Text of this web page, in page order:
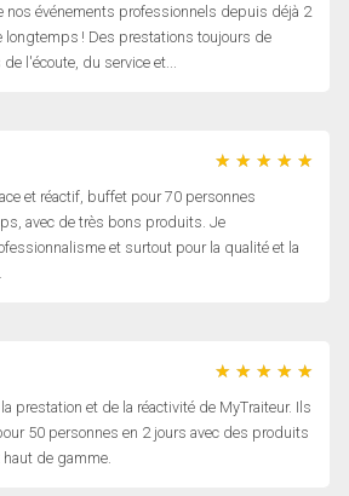
nos événements professionnels depuis déjà 2
longtemps ! Des prestations toujours de
l'écoute, du service et...
et réactif, buffet pour 70 personnes
avec de très bons produits. Je
et surtout pour la qualité et la
prestation et de la réactivité de MyTraiteur. Ils
50 personnes en 2 jours avec des produits
de gamme.